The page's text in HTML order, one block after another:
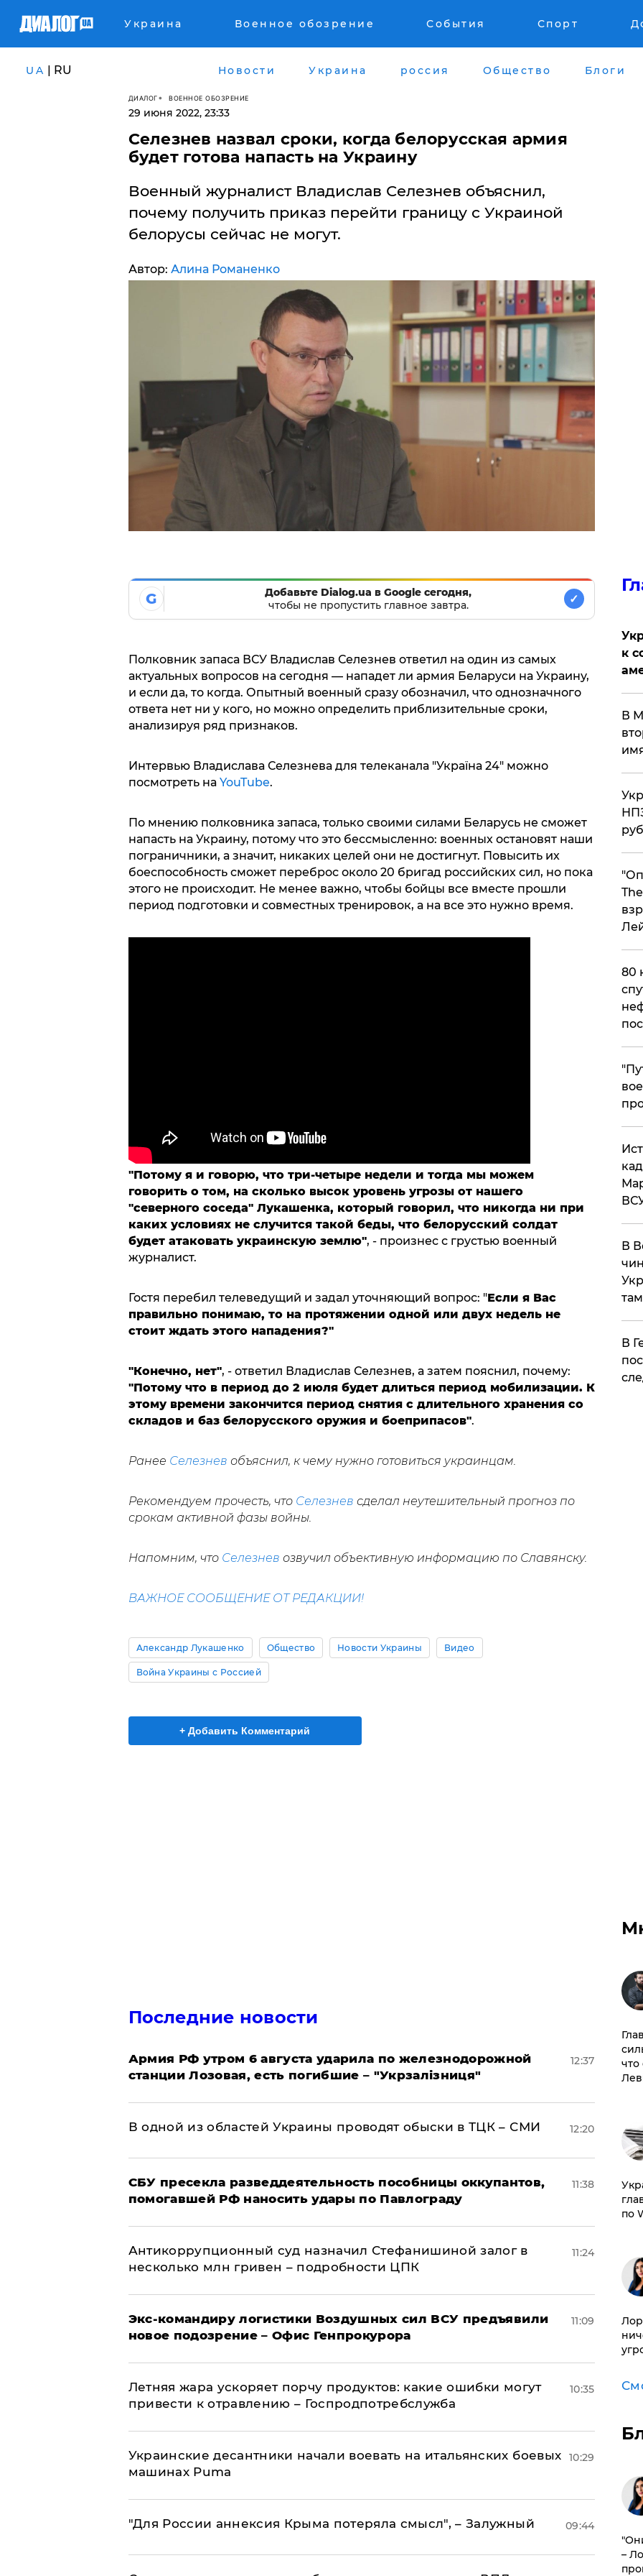
Украина Военное обозрение События Спорт
UA | RU Новости Украина россия Общество Блоги
ДИАЛОГ ВОЕННОЕ ОБОЗРЕНИЕ
29 июня 2022, 23:33
Селезнев назвал сроки, когда белорусская армия
будет готова напасть на Украину
Военный журналист Владислав Селезнев объяснил,
почему получить приказ перейти границу с Украиной
белорусы сейчас не могут.
Автор: Алина Романенко
G
Добавьте Dialog.ua в Google сегодня,
чтобы не пропустить главное завтра.
✓
Полковник запаса ВСУ Владислав Селезнев ответил на один из самых
актуальных вопросов на сегодня — нападет ли армия Беларуси на Украину,
и если да, то когда. Опытный военный сразу обозначил, что однозначного
ответа нет ни у кого, но можно определить приблизительные сроки,
анализируя ряд признаков.
Интервью Владислава Селезнева для телеканала "Україна 24" можно
посмотреть на YouTube.
По мнению полковника запаса, только своими силами Беларусь не сможет
напасть на Украину, потому что это бессмысленно: военных остановят наши
пограничники, а значит, никаких целей они не достигнут. Повысить их
боеспособность сможет переброс около 20 бригад российских сил, но пока
этого не происходит. Не менее важно, чтобы бойцы все вместе прошли
период подготовки и совместных тренировок, а на все это нужно время.
"Потому я и говорю, что три-четыре недели и тогда мы можем
говорить о том, на сколько высок уровень угрозы от нашего
"северного соседа" Лукашенка, который говорил, что никогда ни при
каких условиях не случится такой беды, что белорусский солдат
будет атаковать украинскую землю", - произнес с грустью военный
журналист.
Гостя перебил телеведущий и задал уточняющий вопрос: "Если я Вас
правильно понимаю, то на протяжении одной или двух недель не
стоит ждать этого нападения?"
"Конечно, нет", - ответил Владислав Селезнев, а затем пояснил, почему:
"Потому что в период до 2 июля будет длиться период мобилизации. К
этому времени закончится период снятия с длительного хранения со
складов и баз белорусского оружия и боеприпасов".
Ранее Селезнев объяснил, к чему нужно готовиться украинцам.
Рекомендуем прочесть, что Селезнев сделал неутешительный прогноз по
срокам активной фазы войны.
Напомним, что Селезнев озвучил объективную информацию по Славянску.
ВАЖНОЕ СООБЩЕНИЕ ОТ РЕДАКЦИИ!
Александр Лукашенко Общество Новости Украины Видео
Война Украины с Россией
+ Добавить Комментарий
Последние новости
Армия РФ утром 6 августа ударила по железнодорожной
станции Лозовая, есть погибшие – "Укрзалізниця"
12:37
В одной из областей Украины проводят обыски в ТЦК – СМИ 12:20
СБУ пресекла разведдеятельность пособницы оккупантов,
помогавшей РФ наносить удары по Павлограду
11:38
Антикоррупционный суд назначил Стефанишиной залог в
несколько млн гривен – подробности ЦПК
11:24
Экс-командиру логистики Воздушных сил ВСУ предъявили
новое подозрение – Офис Генпрокурора
11:09
Летняя жара ускоряет порчу продуктов: какие ошибки могут
привести к отравлению – Госпродпотребслужба
10:35
Украинские десантники начали воевать на итальянских боевых
машинах Puma
10:29
"Для России аннексия Крыма потеряла смысл", – Залужный 09:44
к
В
80
В
​В
что
по
–